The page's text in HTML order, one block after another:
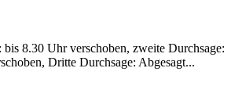
bis 8.30 Uhr verschoben, zweite Durchsage:
Dritte Durchsage: Abgesagt...